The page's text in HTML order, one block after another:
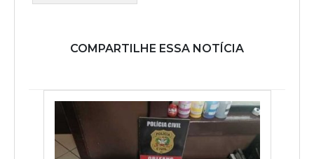
COMPARTILHE ESSA NOTÍCIA